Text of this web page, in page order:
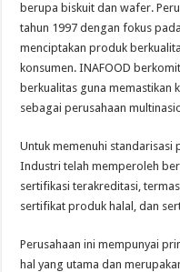
berupa biskuit dan wafer.
tahun 1997 dengan fokus
menciptakan produk
konsumen. INAFOOD
berkualitas guna memastikan
sebagai perusahaan
Untuk memenuhi standarisasi
Industri telah memperoleh
sertifikasi terakreditasi,
sertifikat produk halal, dan
Perusahaan ini mempunyai
hal yang utama dan